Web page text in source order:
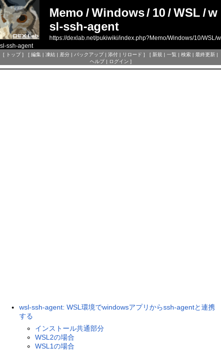
Memo /Windows/ 10/WSL /w
sl-ssh-agent
https://dexlab.net/pukiwiki/index.php?Memo/Windows/10/WSL/w
sl-ssh-agent
[ トップ] [ 編集 | 凍結 | 差分 | バックアップ| 添付 | リロード ] [ 新規 | 一覧 | 検索 | 最終更新 |
ヘルプ| ログイン ]
wsl-ssh-agent: WSL環境でwindowsアプリからssh-agentと連携
する
インストール共通部分
WSL2の場合
WSL1の場合